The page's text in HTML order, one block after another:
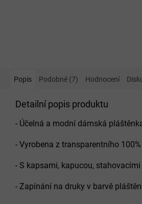
Popis Podobné (7) Hodnocení
Detailní popis produktu
- Účelná a modní dámská
- Vyrobena z transparentního 100%
- S kapsami, kapucou,
- Zapínání na druky v barvě